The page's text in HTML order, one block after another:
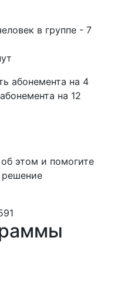
в группе - 7
абонемента на 4
на 12
этом и помогите
решение